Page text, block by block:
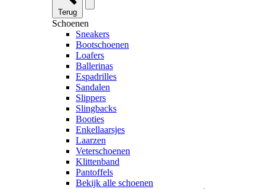
Terug
Schoenen
Sneakers
Bootschoenen
Loafers
Ballerinas
Espadrilles
Sandalen
Slippers
Slingbacks
Booties
Enkellaarsjes
Laarzen
Veterschoenen
Klittenband
Pantoffels
Bekijk alle schoenen